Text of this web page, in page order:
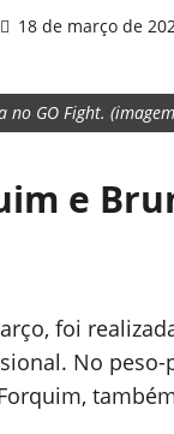
18 de março de
no GO Fight.
e
foi
No